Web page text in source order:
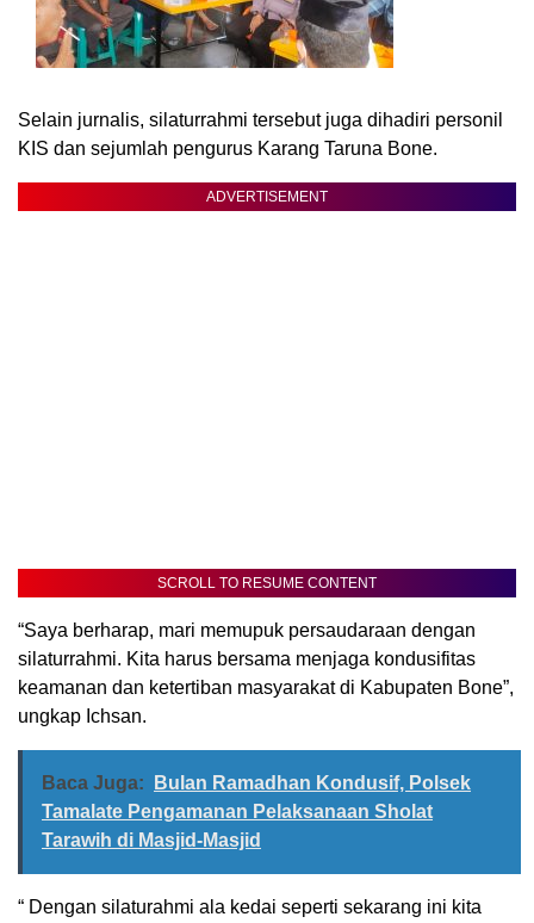
Selain jurnalis, silaturrahmi tersebut juga dihadiri personil
KIS dan sejumlah pengurus Karang Taruna Bone.
ADVERTISEMENT
SCROLL TO RESUME CONTENT
“Saya berharap, mari memupuk persaudaraan dengan
silaturrahmi. Kita harus bersama menjaga kondusifitas
keamanan dan ketertiban masyarakat di Kabupaten Bone”,
ungkap Ichsan.
Baca Juga:
Bulan Ramadhan Kondusif, Polsek
Tamalate Pengamanan Pelaksanaan Sholat
Tarawih di Masjid-Masjid
“ Dengan silaturahmi ala kedai seperti sekarang ini kita